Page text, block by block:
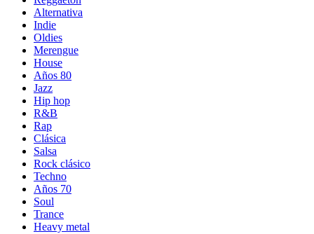
Alternativa
Indie
Oldies
Merengue
House
Años 80
Jazz
Hip hop
R&B
Rap
Clásica
Salsa
Rock clásico
Techno
Años 70
Soul
Trance
Heavy metal